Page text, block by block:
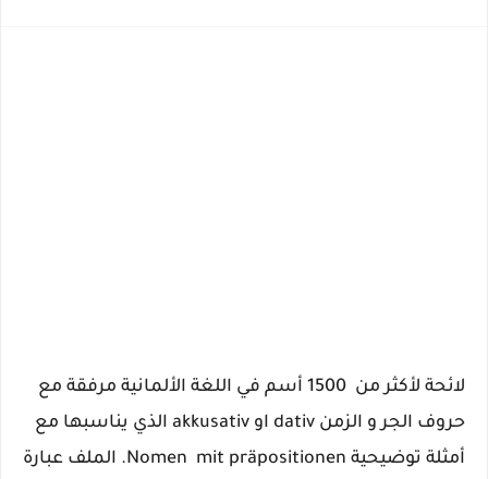
لائحة لأكثر من 1500 أسم في اللغة الألمانية مرفقة مع
حروف الجر و الزمن dativ او akkusativ الذي يناسبها مع
أمثلة توضيحية Nomen mit präpositionen. الملف عبارة